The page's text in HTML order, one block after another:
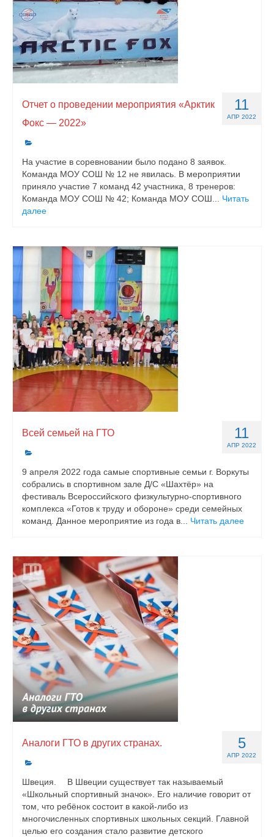
11
АПР 2022
Отчет о проведении мероприятия «Арктик
Фокс — 2022»
На участие в соревновании было подано 8 заявок.
Команда МОУ СОШ № 12 не явилась. В мероприятии
приняло участие 7 команд 42 участника, 8 тренеров:
Команда МОУ СОШ № 42; Команда МОУ СОШ... Читать
далее
11
АПР 2022
Всей семьей на ГТО
9 апреля 2022 года самые спортивные семьи г. Воркуты
собрались в спортивном зале Д/С «Шахтёр» на
фестиваль Всероссийского физкультурно-спортивного
комплекса «Готов к труду и обороне» среди семейных
команд. Данное мероприятие из года в... Читать далее
5
АПР 2022
Аналоги ГТО в других странах.
Швеция. ⠀ В Швеции существует так называемый
«Школьный спортивный значок». Его наличие говорит от
том, что ребёнок состоит в какой-либо из
многочисленных спортивных школьных секций. Главной
целью его создания стало развитие детского